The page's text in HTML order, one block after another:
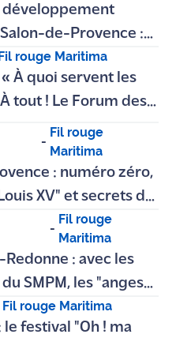
développement
de-Provence :
huile d'olive
hôtel 5 étoiles pour
rouge Maritima
À quoi servent les
tout ! Le Forum des
l'a prouvé par A
-
Fil rouge
Maritima
: numéro zéro,
XV" et secrets de
On a suivi la visite "Aix
-
Fil rouge
Maritima
Redonne : avec les
SMPM, les "anges
calanques
Fil rouge Maritima
le festival "Oh ! ma